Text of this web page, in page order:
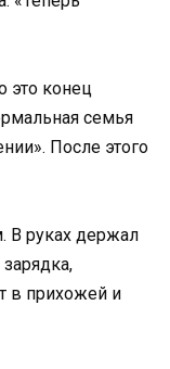
это конец
семья
После этого
В руках держал
в прихожей и